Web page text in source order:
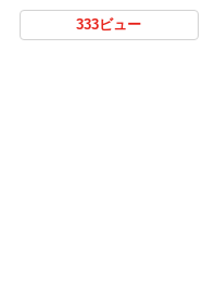
333ビュー